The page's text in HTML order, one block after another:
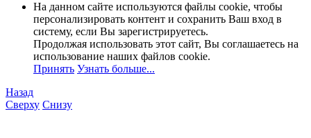
На данном сайте используются файлы cookie, чтобы
персонализировать контент и сохранить Ваш вход в
систему, если Вы зарегистрируетесь.
Продолжая использовать этот сайт, Вы соглашаетесь на
использование наших файлов cookie.
Принять Узнать больше...
Назад
Сверху Снизу